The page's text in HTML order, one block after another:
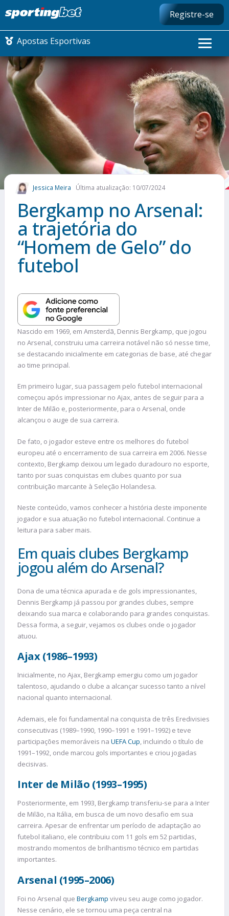
Registre-se
Apostas Esportivas
CONMEBOL LIBERTADORES
FUTEBOL NACIONAL
FUTEBOL INTERNACIONAL
COMO APOSTAR
MAIS ESPORTES
Jessica Meira Última atualização: 10/07/2024
Bergkamp no Arsenal:
a trajetória do
“Homem de Gelo” do
futebol
Nascido em 1969, em Amsterdã, Dennis Bergkamp, que jogou
no Arsenal, construiu uma carreira notável não só nesse time,
se destacando inicialmente em categorias de base, até chegar
ao time principal.
Em primeiro lugar, sua passagem pelo futebol internacional
começou após impressionar no Ajax, antes de seguir para a
Inter de Milão e, posteriormente, para o Arsenal, onde
alcançou o auge de sua carreira.
De fato, o jogador esteve entre os melhores do futebol
europeu até o encerramento de sua carreira em 2006. Nesse
contexto, Bergkamp deixou um legado duradouro no esporte,
tanto por suas conquistas em clubes quanto por sua
contribuição marcante à Seleção Holandesa.
Neste conteúdo, vamos conhecer a história deste imponente
jogador e sua atuação no futebol internacional. Continue a
leitura para saber mais.
Em quais clubes Bergkamp
jogou além do Arsenal?
Dona de uma técnica apurada e de gols impressionantes,
Dennis Bergkamp já passou por grandes clubes, sempre
deixando sua marca e colaborando para grandes conquistas.
Dessa forma, a seguir, vejamos os clubes onde o jogador
atuou.
Ajax (1986–1993)
Inicialmente, no Ajax, Bergkamp emergiu como um jogador
talentoso, ajudando o clube a alcançar sucesso tanto a nível
nacional quanto internacional.
Ademais, ele foi fundamental na conquista de três Eredivisies
consecutivas (1989–1990, 1990–1991 e 1991–1992) e teve
participações memoráveis na UEFA Cup, incluindo o título de
1991–1992, onde marcou gols importantes e criou jogadas
decisivas.
Inter de Milão (1993–1995)
Posteriormente, em 1993, Bergkamp transferiu-se para a Inter
de Milão, na Itália, em busca de um novo desafio em sua
carreira. Apesar de enfrentar um período de adaptação ao
futebol italiano, ele contribuiu com 11 gols em 52 partidas,
mostrando momentos de brilhantismo técnico em partidas
importantes.
Arsenal (1995–2006)
Foi no Arsenal que Bergkamp viveu seu auge como jogador.
Nesse cenário, ele se tornou uma peça central na